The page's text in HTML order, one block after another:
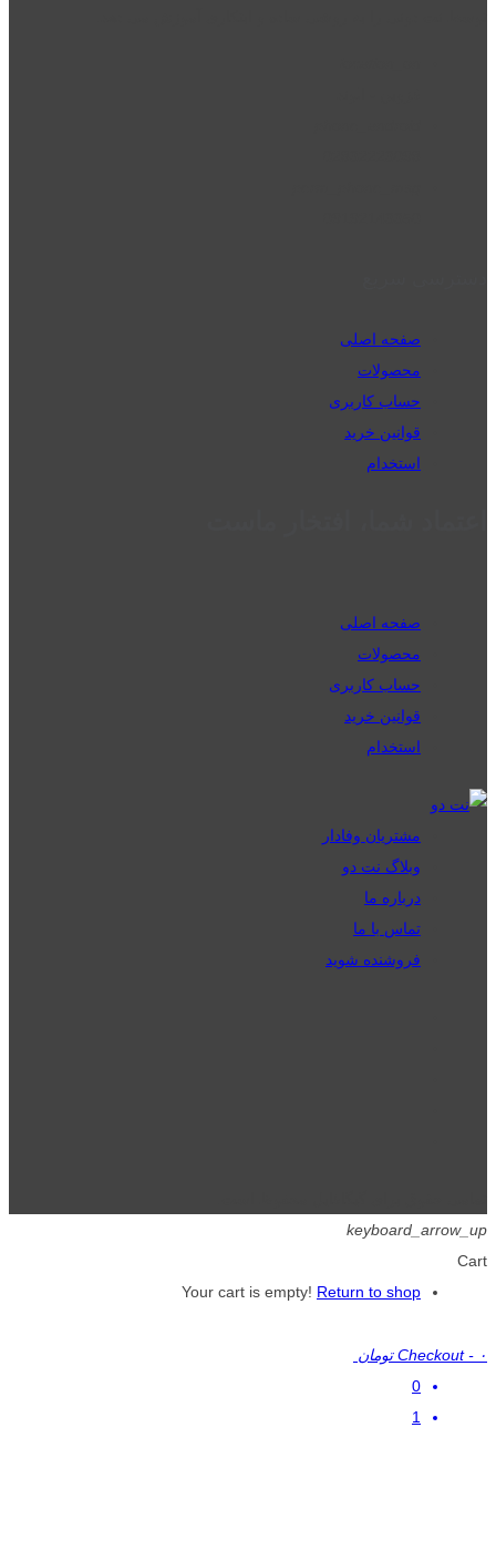
صفحه اصلی
محصولات
حساب کاربری
قوانین خرید
استخدام
صفحه اصلی
محصولات
حساب کاربری
قوانین خرید
استخدام
مشتریان وفادار
وبلاگ نت دو
درباره ما
تماس با ما
فروشنده شوید
keyboard_arrow_up
Cart
Your cart is empty! Return to shop
Checkout - ۰ تومان
0
1